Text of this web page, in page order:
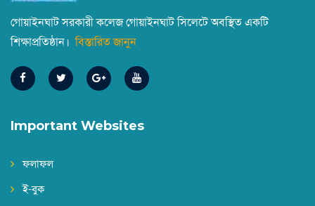
বন্ধের নোটিশ||Published: June 30, 2026
একাদশ শ্রেণির বার্ষিক পরীক্ষার রুটিন
|| Published: June 6, 2026
গোয়াইনঘাট সরকারী কলেজ গোয়াইনঘাট সিলেটে অবস্থিত একটি
শিক্ষাপ্রতিষ্ঠান। বিস্তারিত জানুন
Important Websites
ফলাফল
ই-বুক